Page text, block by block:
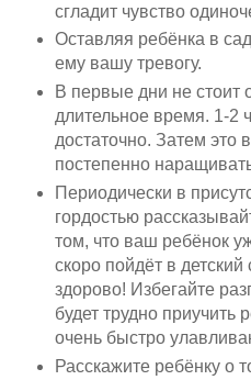
сгладит чувство
Оставляя ребёнка в
ему вашу тревогу.
В первые дни не стоит
длительное время. 1-2
достаточно. Затем это
постепенно
Периодически в
гордостью
том, что ваш ребёнок
скоро пойдёт в детский
здорово! Избегайте
будет трудно приучить
очень быстро
Расскажите ребёнку о